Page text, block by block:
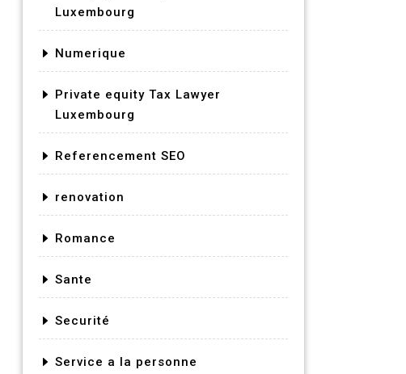
Luxembourg
Numerique
Private equity Tax Lawyer
Luxembourg
Referencement SEO
renovation
Romance
Sante
Securité
Service a la personne